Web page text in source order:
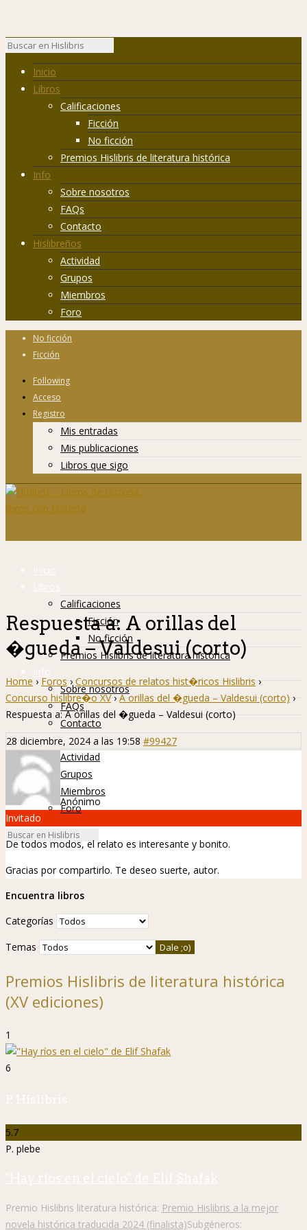
Inicio
Libros
Calificaciones
Ficción
No ficción
Premios Hislibris de literatura histórica
Info
Sobre nosotros
FAQs
Contacto
Hislibreños
Actividad
Grupos
Miembros
Foro
No ficción
Ficción
Following
Acceso
Registro
Mis entradas
Mis publicaciones
Libros que sigo
Inicio
Libros
Calificaciones
Ficción
No ficción
Premios Hislibris de literatura histórica
Info
Sobre nosotros
FAQs
Contacto
Hislibreños
Actividad
Grupos
Miembros
Foro
Respuesta a: A orillas del
�gueda – Valdesui (corto)
Home › Foros › Concursos de relatos hist�ricos Hislibris ›
Concurso hislibre�o XV › A orillas del �gueda – Valdesui (corto) ›
Respuesta a: A orillas del �gueda – Valdesui (corto)
28 diciembre, 2024 a las 19:58 #99427
Anónimo
Invitado
De todos modos, el relato es interesante y bonito.
Gracias por compartirlo. Te deseo suerte, autor.
Encuentra libros
Categorías
Temas
Premios Hislibris de literatura histórica
(XV ediciones)
1
6
P. Hislibris
5.7
P. plebe
"Hay ríos en el cielo" de Elif Shafak
Premio Hislibris literatura histórica: Premio Hislibris a la mejor
novela histórica traducida 2024 (finalista)Subgéneros: